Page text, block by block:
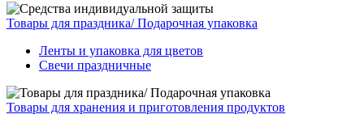
Товары для праздника/ Подарочная упаковка
Ленты и упаковка для цветов
Свечи праздничные
Товары для хранения и приготовления продуктов